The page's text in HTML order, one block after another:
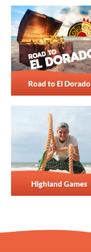
Road to El Dorado
Highland Games